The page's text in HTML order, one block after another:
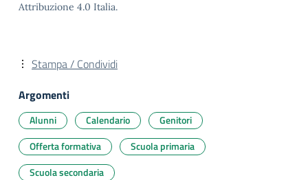
Attribuzione 4.0 Italia.
Stampa / Condividi
Argomenti
Alunni Calendario
Genitori
Offerta formativa
Scuola primaria
Scuola secondaria